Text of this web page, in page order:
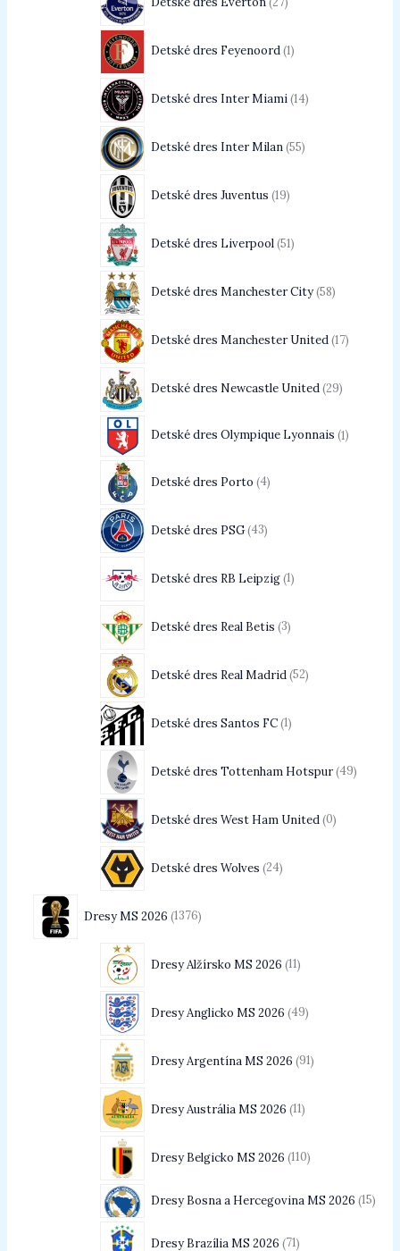
Detské dres Feyenoord 1
Detské dres Inter Miami 14
Detské dres Inter Milan 55
Detské dres Juventus 19
Detské dres Liverpool 51
Detské dres Manchester City 58
Detské dres Manchester United 17
Detské dres Newcastle United 29
Detské dres Olympique Lyonnais 1
Detské dres Porto 4
Detské dres PSG 43
Detské dres RB Leipzig 1
Detské dres Real Betis 3
Detské dres Real Madrid 52
Detské dres Santos FC 1
Detské dres Tottenham Hotspur 49
Detské dres West Ham United 0
Detské dres Wolves 24
Dresy MS 2026 1376
Dresy Alžírsko MS 2026 11
Dresy Anglicko MS 2026 49
Dresy Argentína MS 2026 91
Dresy Austrália MS 2026 11
Dresy Belgicko MS 2026 110
Dresy Bosna a Hercegovina MS 2026 15
Dresy Brazília MS 2026 71